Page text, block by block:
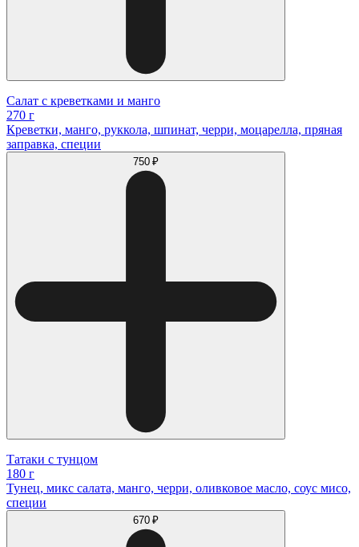
Салат с креветками и манго
270 г
Креветки, манго, руккола, шпинат, черри, моцарелла, пряная
заправка, специи
750 ₽
Татаки с тунцом
180 г
Тунец, микс салата, манго, черри, оливковое масло, соус мисо,
специи
670 ₽